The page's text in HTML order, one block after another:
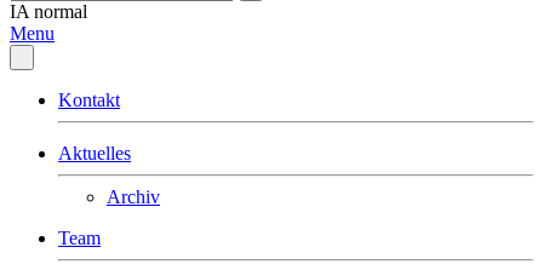
IA normal
Menu
Kontakt
Aktuelles
Archiv
Team